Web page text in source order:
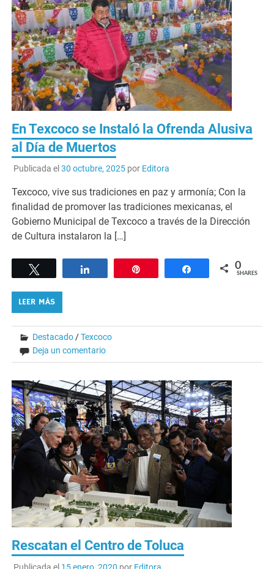
En Texcoco se Instaló la Ofrenda Alusiva
al Día de Muertos
Publicada el 30 octubre, 2025por Editora
Texcoco, vive sus tradiciones en paz y armonía; Con la
finalidad de promover las tradiciones mexicanas, el
Gobierno Municipal de Texcoco a través de la Dirección
de Cultura instalaron la […]
Share 0
SHARES
LEER MÁS
Destacado/Texcoco
Deja un comentario
Rescatan el Centro de Toluca
Publicada el 15 enero, 2020 por Editora